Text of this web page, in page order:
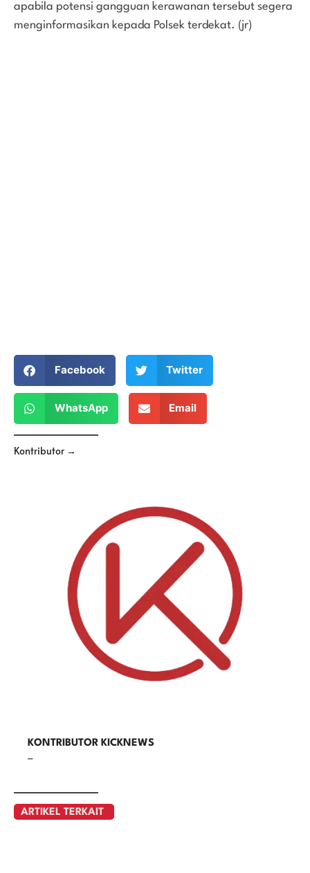
apabila potensi gangguan kerawanan tersebut segera
menginformasikan kepada Polsek terdekat. (jr)
Facebook Twitter
WhatsApp Email
Kontributor →
KONTRIBUTOR KICKNEWS
–
ARTIKEL TERKAIT